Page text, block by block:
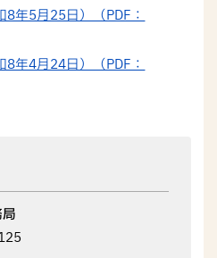
年5月25日）（PDF：
年4月24日）（PDF：